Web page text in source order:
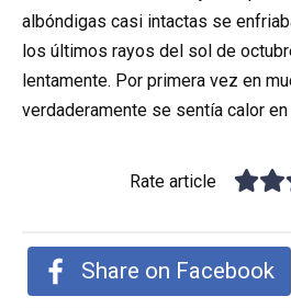
albóndigas casi intactas se
los últimos rayos del sol de
lentamente. Por primera vez en
verdaderamente se sentía calor en
Rate article
Share on Facebook